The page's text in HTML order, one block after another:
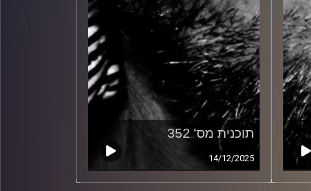
תוכנית מס' 352
14/12/2025